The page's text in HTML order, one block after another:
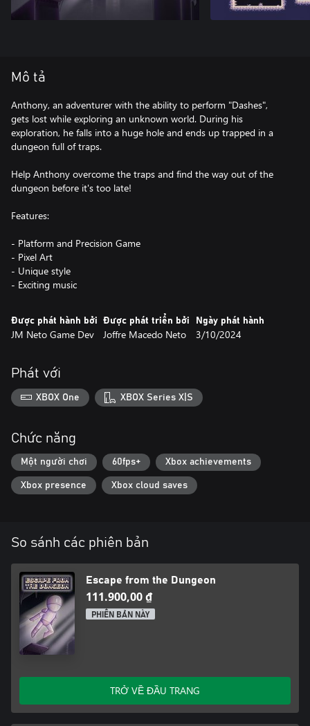
Mô tả
Anthony, an adventurer with the ability to perform "Dashes",
gets lost while exploring an unknown world. During his
exploration, he falls into a huge hole and ends up trapped in a
dungeon full of traps.
Help Anthony overcome the traps and find the way out of the
dungeon before it's too late!
Features:
- Platform and Precision Game
- Pixel Art
- Unique style
- Exciting music
Được phát hành bởi
JM Neto Game Dev
Được phát triển bởi
Joffre Macedo Neto
Ngày phát hành
3/10/2024
Phát với
XBOX One XBOX Series X|S
Chức năng
Một người chơi 60fps+ Xbox achievements
Xbox presence Xbox cloud saves
So sánh các phiên bản
Escape from the Dungeon
111.900,00 ₫
PHIÊN BẢN NÀY
TRỞ VỀ ĐẦU TRANG